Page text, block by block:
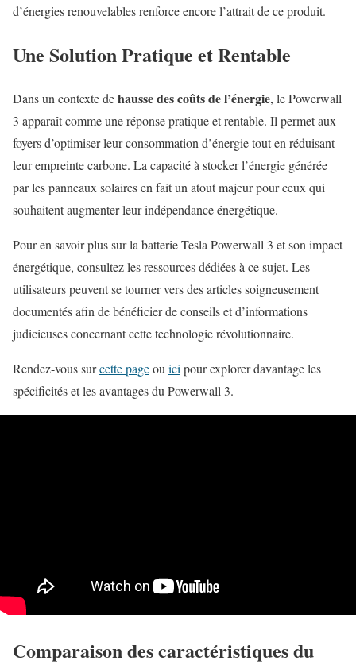
d’énergies renouvelables renforce encore l’attrait de ce produit.
Une Solution Pratique et Rentable
Dans un contexte dehausse des coûts de l’énergie, le Powerwall
3 apparaît comme une réponse pratique et rentable. Il permet aux
foyers d’optimiser leur consommation d’énergie tout en réduisant
leur empreinte carbone. La capacité à stocker l’énergie générée
par les panneaux solaires en fait un atout majeur pour ceux qui
souhaitent augmenter leur indépendance énergétique.
Pour en savoir plus sur la batterie Tesla Powerwall 3 et son impact
énergétique, consultez les ressources dédiées à ce sujet. Les
utilisateurs peuvent se tourner vers des articles soigneusement
documentés afin de bénéficier de conseils et d’informations
judicieuses concernant cette technologie révolutionnaire.
Rendez-vous surcette pageou ici pour explorer davantage les
spécificités et les avantages du Powerwall 3.
Comparaison des caractéristiques du